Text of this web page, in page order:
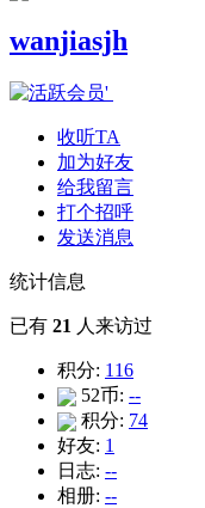
wanjiasjh
收听TA
加为好友
给我留言
打个招呼
发送消息
统计信息
已有 21 人来访过
积分: 116
52币: --
积分: 74
好友: 1
日志: --
相册: --